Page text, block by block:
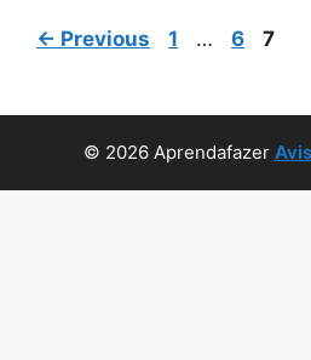
← Previous Page
1 … Page
6 Page
7
© 2026 Aprendafazer